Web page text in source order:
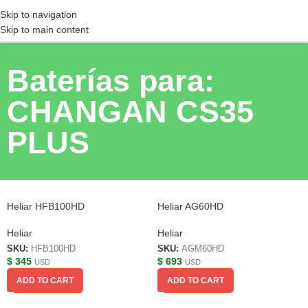
Skip to navigation
Skip to main content
Baterías para:
CHANGAN CS35
PLUS
Heliar HFB100HD
Heliar
SKU: HFB100HD
$ 345 USD
ADD TO CART
Heliar AG60HD
Heliar
SKU: AGM60HD
$ 693 USD
ADD TO CART